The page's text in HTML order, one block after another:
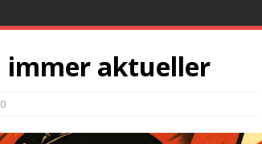
immer aktueller
0